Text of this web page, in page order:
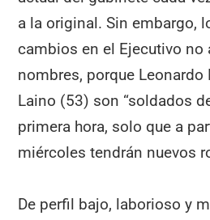
a la original. Sin embargo,
cambios en el Ejecutivo no
nombres, porque
Laino (53) son “soldados
primera hora, solo que a
miércoles tendrán nuevos
De perfil bajo, laborioso y